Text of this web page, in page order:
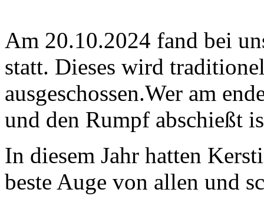
Am 20.10.2024 fand bei
statt. Dieses wird
ausgeschossen.Wer am
und den Rumpf abschießt
In diesem Jahr hatten
beste Auge von allen und